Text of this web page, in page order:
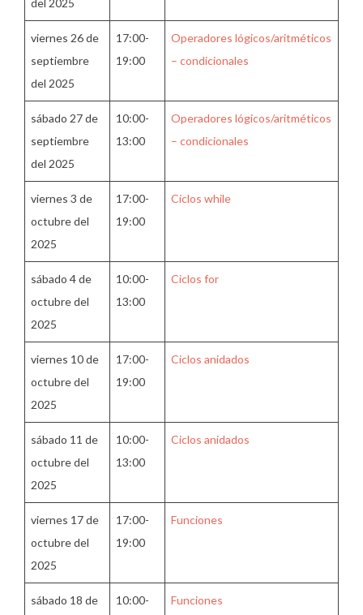
del 2025
viernes 26 de
septiembre
del 2025
17:00-
19:00
Operadores lógicos/aritméticos
– condicionales
sábado 27 de
septiembre
del 2025
10:00-
13:00
Operadores lógicos/aritméticos
– condicionales
viernes 3 de
octubre del
2025
17:00-
19:00
Ciclos while
sábado 4 de
octubre del
2025
10:00-
13:00
Ciclos for
viernes 10 de
octubre del
2025
17:00-
19:00
Ciclos anidados
sábado 11 de
octubre del
2025
10:00-
13:00
Ciclos anidados
viernes 17 de
octubre del
2025
17:00-
19:00
Funciones
sábado 18 de 10:00- Funciones